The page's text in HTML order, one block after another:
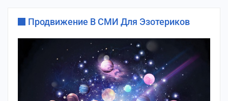
Продвижение В СМИ Для Эзотериков